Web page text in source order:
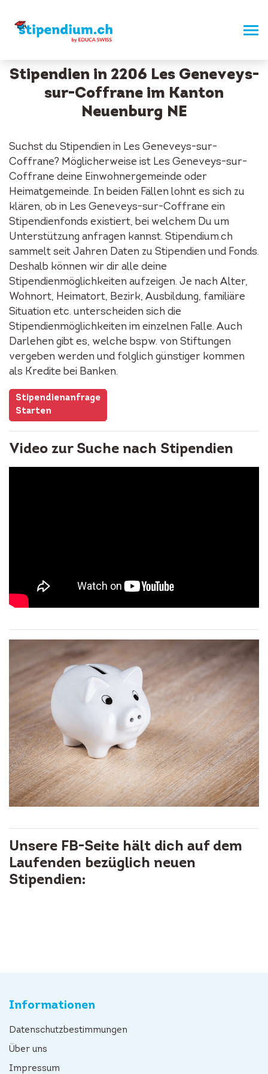
Stipendien in 2206 Les Geneveys-
sur-Coffrane im Kanton
Neuenburg NE
Suchst du Stipendien in Les Geneveys-sur-
Coffrane? Möglicherweise ist Les Geneveys-sur-
Coffrane deine Einwohnergemeinde oder
Heimatgemeinde. In beiden Fällen lohnt es sich zu
klären, ob in Les Geneveys-sur-Coffrane ein
Stipendienfonds existiert, bei welchem Du um
Unterstützung anfragen kannst. Stipendium.ch
sammelt seit Jahren Daten zu Stipendien und Fonds.
Deshalb können wir dir alle deine
Stipendienmöglichkeiten aufzeigen. Je nach Alter,
Wohnort, Heimatort, Bezirk, Ausbildung, familiäre
Situation etc. unterscheiden sich die
Stipendienmöglichkeiten im einzelnen Falle. Auch
Darlehen gibt es, welche bspw. von Stiftungen
vergeben werden und folglich günstiger kommen
als Kredite bei Banken.
Stipendienanfrage
Starten
Video zur Suche nach Stipendien
Unsere FB-Seite hält dich auf dem
Laufenden bezüglich neuen
Stipendien:
Informationen
Datenschutzbestimmungen
Über uns
Impressum